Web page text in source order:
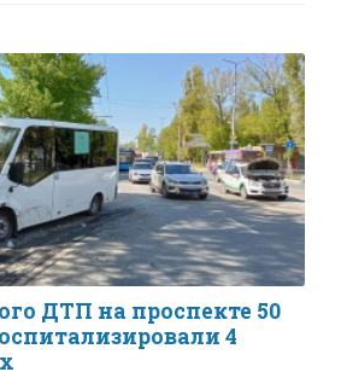
ДТП на проспекте 50
4